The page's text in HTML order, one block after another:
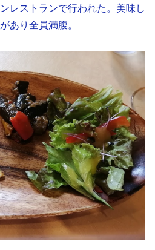
レストランで行われた。美味し
あり全員満腹。